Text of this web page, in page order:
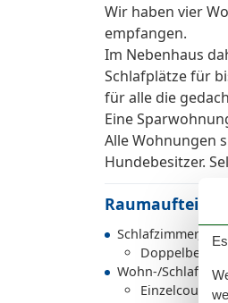
Wir haben vier
empfangen.
Im Nebenhaus
Schlafplätze für
für alle die
Eine
Alle Wohnungen
Hundebesitzer.
Raumaufteilung
Schlafzimmer, 9
Doppelbett -
Wohn-/
Einzelcouch -